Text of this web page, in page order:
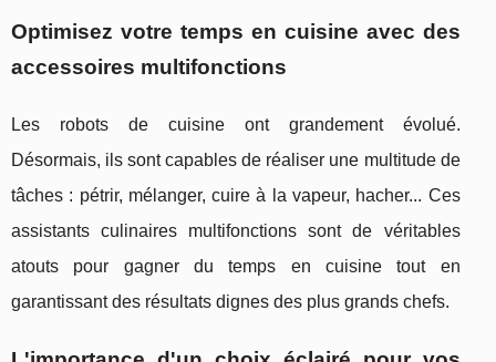
Optimisez votre temps en cuisine avec des
accessoires multifonctions
Les robots de cuisine ont grandement évolué.
Désormais, ils sont capables de réaliser une multitude de
tâches : pétrir, mélanger, cuire à la vapeur, hacher... Ces
assistants culinaires multifonctions sont de véritables
atouts pour gagner du temps en cuisine tout en
garantissant des résultats dignes des plus grands chefs.